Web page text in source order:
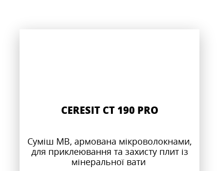
CERESIT CT 190 PRO
Суміш МВ, армована мікроволокнами,
для приклеювання та захисту плит із
мінеральної вати